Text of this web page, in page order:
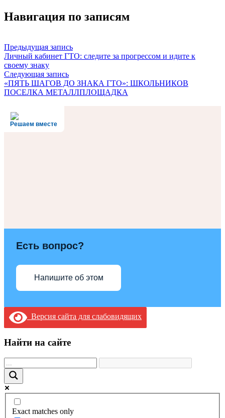
Навигация по записям
Предыдущая запись
Личный кабинет ГТО: следите за прогрессом и идите к
своему знаку
Следующая запись
«ПЯТЬ ШАГОВ ДО ЗНАКА ГТО»: ШКОЛЬНИКОВ
ПОСЕЛКА МЕТАЛЛПЛОЩАДКА
Решаем вместе
Есть вопрос?
Напишите об этом
Версия сайта для слабовидящих
Найти на сайте
Exact matches only